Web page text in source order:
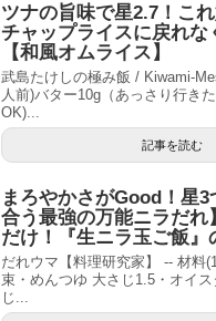
ツナの旨味で星2.7！こ
チャップライスに戻れな
【和風オムライス】
武島たけしの極み飯 / Kiwami-
人前)バター10g（あっさり行き
OK)...
記事を読む
まろやかさがGood！星3
合う最強の万能ニラだれ
だけ！『生ニラ玉ご飯』
だれウマ【料理研究家】 -- 材料
束・めんつゆ 大さじ1.5・オイス
じ...